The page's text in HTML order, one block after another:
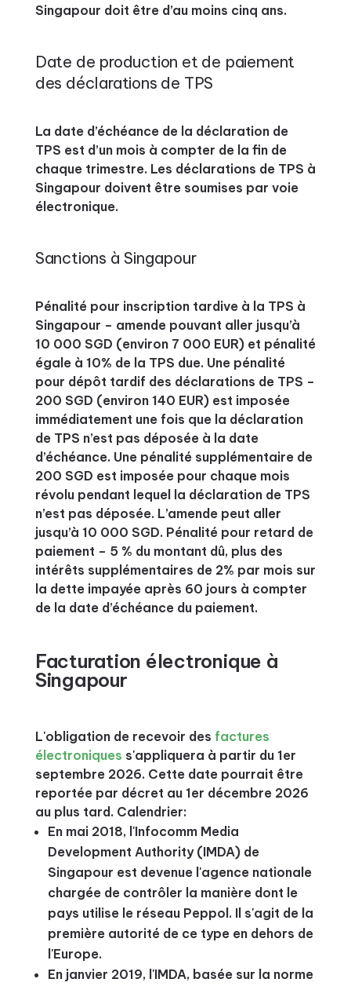
Singapour doit être d’au moins cinq ans.
Date de production et de paiement
des déclarations de TPS
La date d’échéance de la déclaration de
TPS est d’un mois à compter de la fin de
chaque trimestre. Les déclarations de TPS à
Singapour doivent être soumises par voie
électronique.
Sanctions à Singapour
Pénalité pour inscription tardive à la TPS à
Singapour – amende pouvant aller jusqu’à
10 000 SGD (environ 7 000 EUR) et pénalité
égale à 10% de la TPS due. Une pénalité
pour dépôt tardif des déclarations de TPS –
200 SGD (environ 140 EUR) est imposée
immédiatement une fois que la déclaration
de TPS n’est pas déposée à la date
d’échéance. Une pénalité supplémentaire de
200 SGD est imposée pour chaque mois
révolu pendant lequel la déclaration de TPS
n’est pas déposée. L’amende peut aller
jusqu’à 10 000 SGD. Pénalité pour retard de
paiement – 5 % du montant dû, plus des
intérêts supplémentaires de 2% par mois sur
la dette impayée après 60 jours à compter
de la date d’échéance du paiement.
Facturation électronique à
Singapour
L'obligation de recevoir des factures
électroniques s'appliquera à partir du 1er
septembre 2026. Cette date pourrait être
reportée par décret au 1er décembre 2026
au plus tard. Calendrier:
En mai 2018, l'Infocomm Media
Development Authority (IMDA) de
Singapour est devenue l'agence nationale
chargée de contrôler la manière dont le
pays utilise le réseau Peppol. Il s'agit de la
première autorité de ce type en dehors de
l'Europe.
En janvier 2019, l'IMDA, basée sur la norme